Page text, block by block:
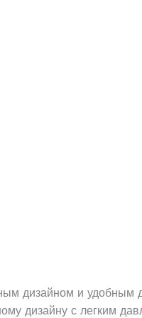
дизайном и удобным
дизайну с легким